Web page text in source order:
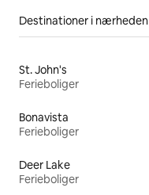
Destinationer i nærheden
St. John's
Ferieboliger
Bonavista
Ferieboliger
Deer Lake
Ferieboliger